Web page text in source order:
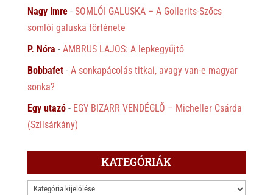
Nagy Imre- SOMLÓI GALUSKA – A Gollerits-Szőcs
somlói galuska története
P. Nóra - AMBRUS LAJOS: A lepkegyűjtő
Bobbafet- A sonkapácolás titkai, avagy van-e magyar
sonka?
Egy utazó- EGY BIZARR VENDÉGLŐ – Micheller Csárda
(Szilsárkány)
KATEGÓRIÁK
KATEGÓRIÁK